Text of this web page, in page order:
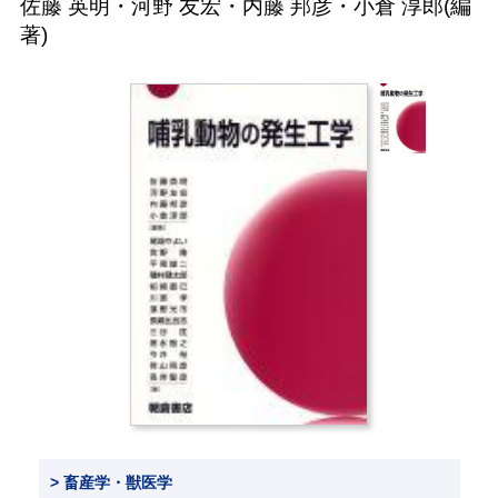
佐藤 英明 ・ 河野 友宏 ・ 内藤 邦彦・ 小倉 淳郎(編
著)
> 畜産学・獣医学